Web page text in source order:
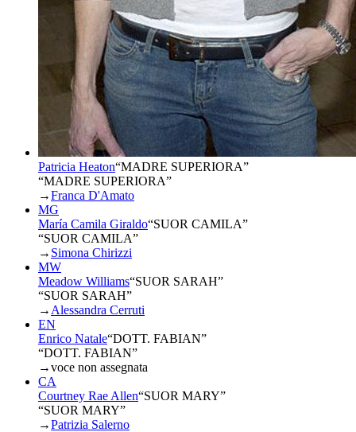
Patricia Heaton“MADRE SUPERIORA”
“MADRE SUPERIORA”
→Franca D'Amato
MG
María Camila Giraldo“SUOR CAMILA”
“SUOR CAMILA”
→ Simona Chirizzi
MW
Meadow Williams“SUOR SARAH”
“SUOR SARAH”
→ Alessandra Cerruti
EN
Enrico Natale“DOTT. FABIAN”
“DOTT. FABIAN”
→voce non assegnata
CA
Courtney Rae Allen“SUOR MARY”
“SUOR MARY”
→Patrizia Salerno